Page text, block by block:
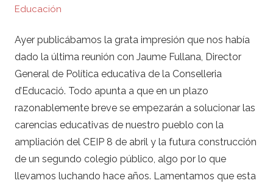
Educación
Ayer publicábamos la grata impresión que nos había
dado la última reunión con Jaume Fullana, Director
General de Política educativa de la Conselleria
d’Educació. Todo apunta a que en un plazo
razonablemente breve se empezarán a solucionar las
carencias educativas de nuestro pueblo con la
ampliación del CEIP 8 de abril y la futura construcción
de un segundo colegio público, algo por lo que
llevamos luchando hace años. Lamentamos que esta